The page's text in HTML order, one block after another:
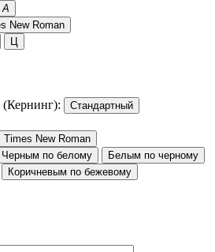
A
New Roman
Ц
Стандартный
Times New Roman
Черным по белому
Белым по черному
Коричневым по бежевому